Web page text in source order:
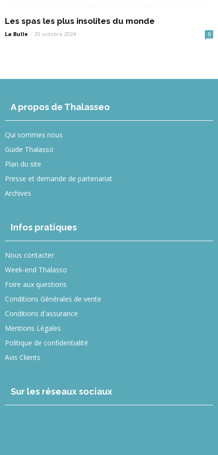
Les spas les plus insolites du monde
La Bulle - 29 octobre 2024 0
A propos de Thalasseo
Qui sommes nous
Guide Thalasso
Plan du site
Presse et demande de partenariat
Archives
Infos pratiques
Nous contacter
Week-end Thalasso
Foire aux questions
Conditions Générales de vente
Conditions d'assurance
Mentions Légales
Politique de confidentialité
Avis Clients
Sur les réseaux sociaux